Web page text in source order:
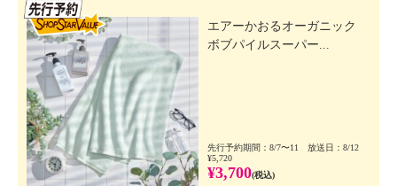
エアーかおるオーガニック
ボブパイルスーパー...
先行予約期間：8/7〜11 放送日：8/12
¥5,720
¥3,700(税込)